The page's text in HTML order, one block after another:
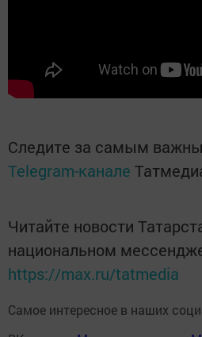
Следите за самым
Telegram-канале
Читайте новости
национальном
https://max.ru/tatmedia
Самое интересное в наших